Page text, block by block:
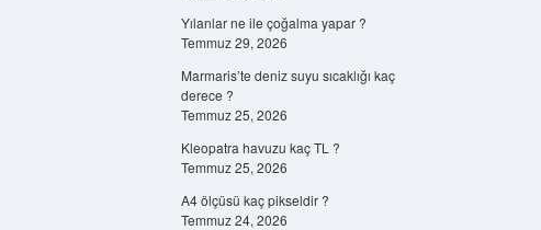
Yılanlar ne ile çoğalma yapar ?
Temmuz 29, 2026
Marmaris’te deniz suyu sıcaklığı kaç
derece ?
Temmuz 25, 2026
Kleopatra havuzu kaç TL ?
Temmuz 25, 2026
A4 ölçüsü kaç pikseldir ?
Temmuz 24, 2026